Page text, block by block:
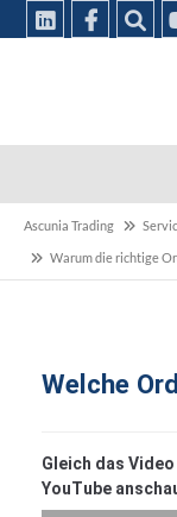
Ascunia Trading
Warum die richtige
Welche
Gleich das
YouTube